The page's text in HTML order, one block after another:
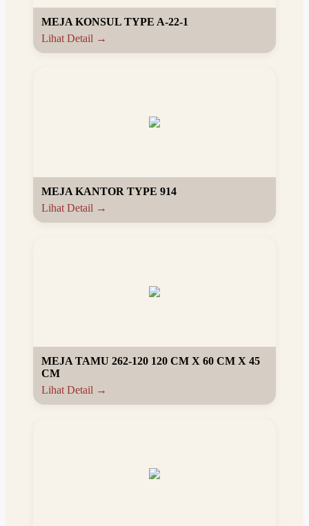
MEJA KONSUL TYPE A-22-1
Lihat Detail →
MEJA KANTOR TYPE 914
Lihat Detail →
MEJA TAMU 262-120 120 CM X 60 CM X 45
CM
Lihat Detail →